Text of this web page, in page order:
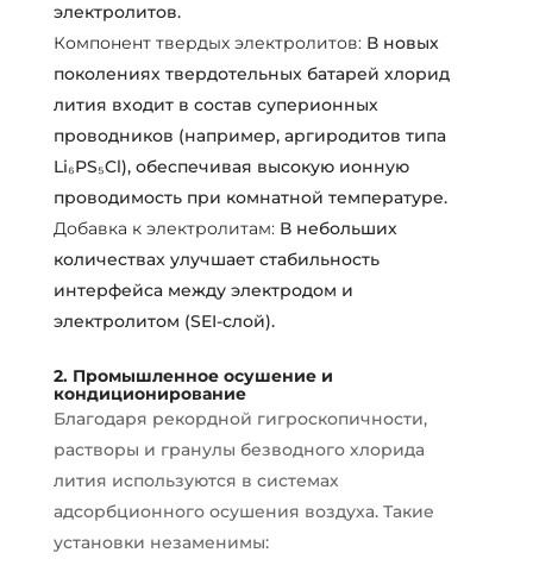
электролитов.
Компонент твердых электролитов: В новых
поколениях твердотельных батарей хлорид
лития входит в состав суперионных
проводников (например, аргиродитов типа
Li₆PS₅Cl), обеспечивая высокую ионную
проводимость при комнатной температуре.
Добавка к электролитам: В небольших
количествах улучшает стабильность
интерфейса между электродом и
электролитом (SEI-слой).
2. Промышленное осушение и
кондиционирование
Благодаря рекордной гигроскопичности,
растворы и гранулы безводного хлорида
лития используются в системах
адсорбционного осушения воздуха. Такие
установки незаменимы: